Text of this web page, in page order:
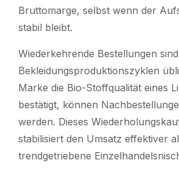
Bruttomarge, selbst wenn der
stabil bleibt.
Wiederkehrende Bestellungen
Bekleidungsproduktionszyklen
Marke die Bio-Stoffqualität eines
bestätigt, können
werden. Dieses
stabilisiert den Umsatz effektiver
trendgetriebene